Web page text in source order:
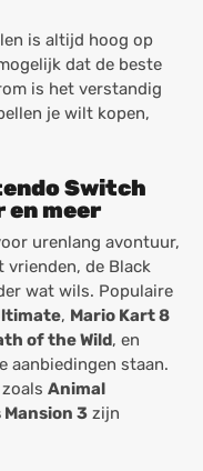
is altijd hoog op
dat de beste
is het verstandig
je wilt kopen,
Switch
en meer
urenlang avontuur,
vrienden, de Black
wat wils. Populaire
, Mario Kart 8
of the Wild, en
aanbiedingen staan.
Animal
Mansion 3 zijn